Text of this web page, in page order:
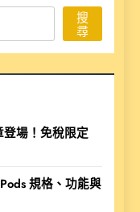
搜
尋
場！免稅限定
規格、功能與